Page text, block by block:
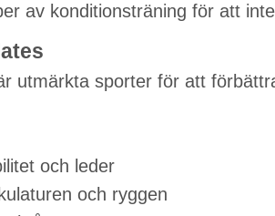
av konditionsträning för att
utmärkta sporter för att
och leder
och ryggen